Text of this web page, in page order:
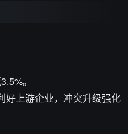
。
好上游企业，冲突升级强化